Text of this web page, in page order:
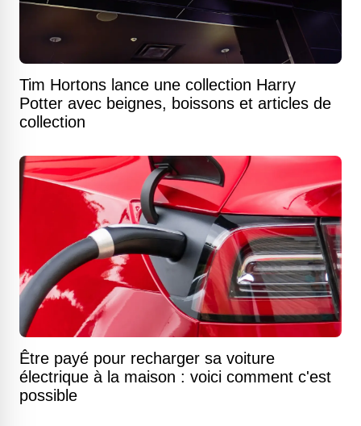
Tim Hortons lance une collection Harry
Potter avec beignes, boissons et articles de
collection
Être payé pour recharger sa voiture
électrique à la maison : voici comment c'est
possible